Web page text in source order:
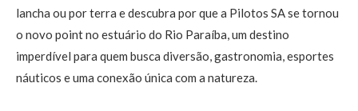
lancha ou por terra e descubra por que a Pilotos SA se tornou
o novo point no estuário do Rio Paraíba, um destino
imperdível para quem busca diversão, gastronomia, esportes
náuticos e uma conexão única com a natureza.